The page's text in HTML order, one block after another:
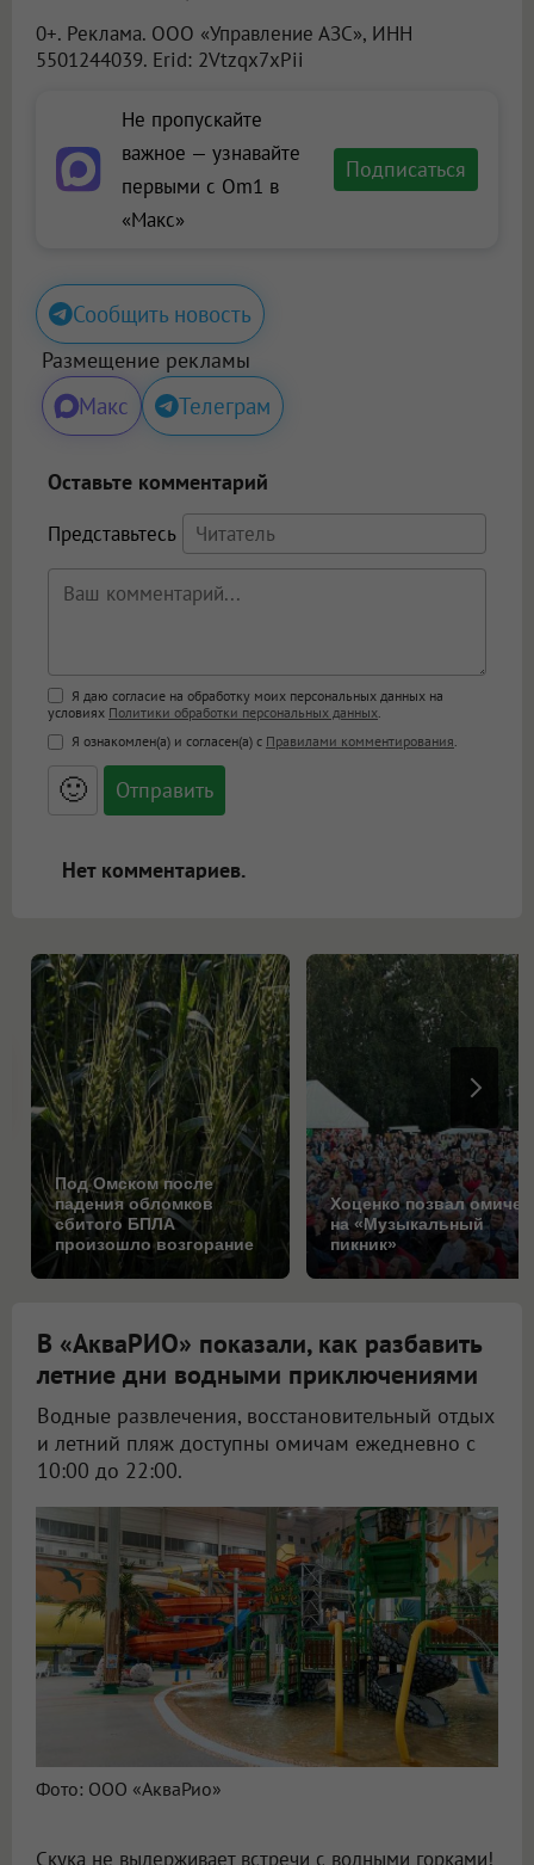
0+. Реклама. ООО «Управление АЗС», ИНН
5501244039. Erid: 2Vtzqx7xPii
Не пропускайте
важное — узнавайте
первыми с Om1 в
«Макс»
Подписаться
Сообщить новость
Размещение рекламы
Макс Телеграм
Оставьте комментарий
Представьтесь
Поддержка HTML
<b>, <strong>, <u>, <i>, <em>, <s>, <big>,
<small>, <sup>, <sub>, <pre>, <ul>, <ol>, <li>,
<blockquote>, <code> экранирует HTML,
адреса URL автоматически становятся
ссылками, и [img]адрес[/img] будет
Я даю согласие на обработку моих персональных данных на
условиях Политики обработки персональных данных.
Я ознакомлен(а) и согласен(а) с Правилами комментирования.
🙂
Нет комментариев.
Под Омском после
падения обломков
сбитого БПЛА
произошло возгорание
Хоценко позвал омичей
на «Музыкальный
пикник»
В «АкваРИО» показали, как разбавить
летние дни водными приключениями
Водные развлечения, восстановительный отдых
и летний пляж доступны омичам ежедневно с
10:00 до 22:00.
Фото: ООО «АкваРио»
Скука не выдерживает встречи с водными горками!